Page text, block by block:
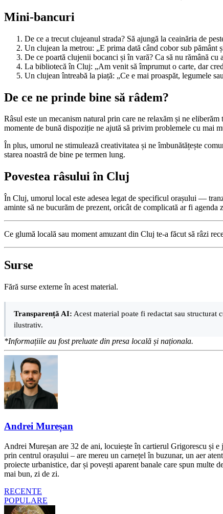
Mini-bancuri
De ce a trecut clujeanul strada? Să ajungă la ceainăria de
Un clujean la metrou: „E prima dată când cobor sub pământ
De ce poartă clujenii bocanci și în vară? Ca să nu rămână
La bibliotecă în Cluj: „Am venit să împrumut o carte, dar
Un clujean întreabă la piață: „Ce e mai proaspăt, legumele
De ce ne prinde bine să râdem?
Râsul este un mecanism natural prin care ne relaxăm și ne
momente de bună dispoziție ne ajută să privim problemele cu mai
În plus, umorul ne stimulează creativitatea și ne îmbunătățește
starea noastră de bine pe termen lung.
Povestea râsului în Cluj
În Cluj, umorul local este adesea legat de specificul orașului —
aminte să ne bucurăm de prezent, oricât de complicată ar fi agenda
Ce glumă locală sau moment amuzant din Cluj te-a făcut să râzi
Surse
Fără surse externe în acest material.
Transparență AI: Acest material poate fi redactat sau
ilustrativ.
*Informațiile au fost preluate din presa locală și naționala.
Andrei Mureșan
Andrei Mureșan are 32 de ani, locuiește în cartierul Grigorescu și
prin centrul orașului – are mereu un carnețel în buzunar, un aer
proiecte urbanistice, dar și povești aparent banale care spun multe
mai bun, zi de zi.
RECENTE
POPULARE